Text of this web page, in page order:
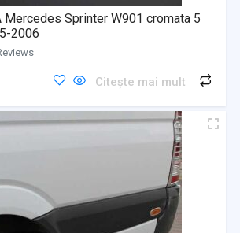
Mercedes Sprinter W901 cromata 5
2006
Citește mai mult